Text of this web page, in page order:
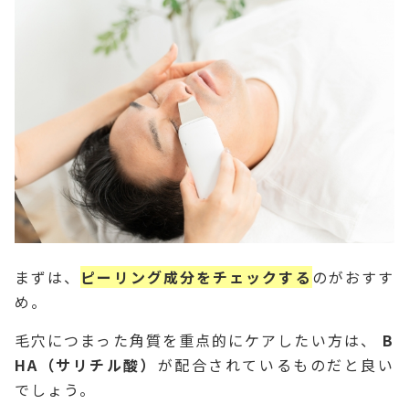
まずは、 ピーリング成分をチェックする のがおすす
め。
毛穴につまった角質を重点的にケアしたい方は、
B
HA（サリチル酸） が配合されているものだと良い
でしょう。